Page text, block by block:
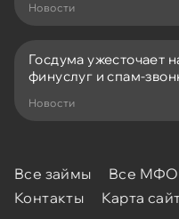
Новости
Госдума ужесточает
финуслуг и спам-
Новости
Все займы Все МФО
Контакты
Карта